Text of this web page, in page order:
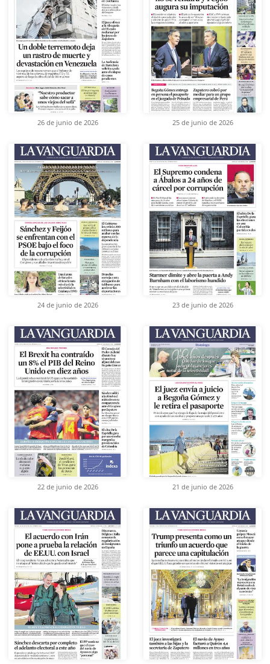
26 de junio de 2026 25 de junio de 2026
24 de junio de 2026 23 de junio de 2026
22 de junio de 2026 21 de junio de 2026